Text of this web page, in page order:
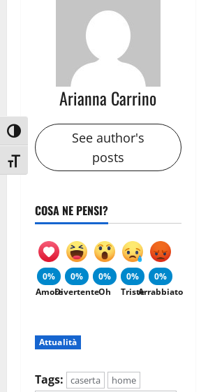
Attiva/disattiva alto contrasto
Attiva/disattiva dimensione testo
Arianna Carrino
See author's
posts
COSA NE PENSI?
0%
Amore
0%
Divertente
0%
Oh
0%
Triste
0%
Arrabbiato
Attualità
Tags: caserta
home